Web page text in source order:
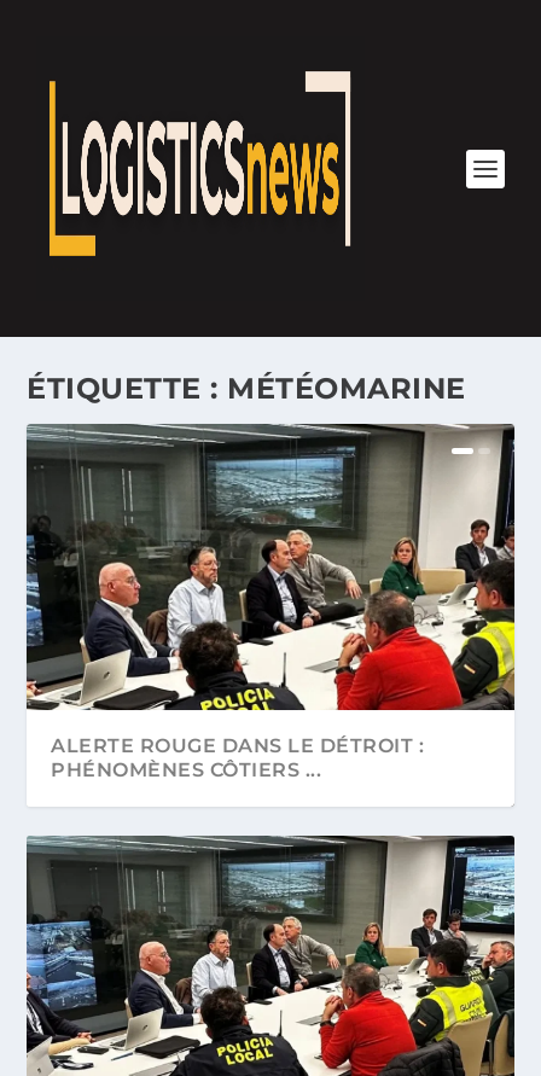
ÉTIQUETTE : MÉTÉOMARINE
ALERTE ROUGE DANS LE DÉTROIT :
PHÉNOMÈNES CÔTIERS ...